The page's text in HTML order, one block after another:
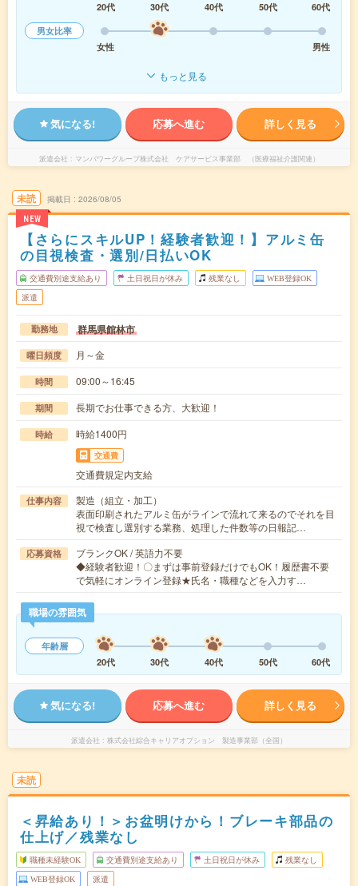
20代 30代 40代 50代
60代
男女比率
女性
男性
もっと見る
気になる! 応募へ進む 詳しく見る
派遣会社 マンパワーグループ株式会社 ケアサービス事業部 （医療福祉介護関連）
未読
NEW
掲載日 2026/08/05
【さらにスキルUP！経験者歓迎！】アルミ缶
の目視検査・選別/日払いOK
交通費別途支給あり 土日祝日が休み 残業なし WEB登録OK
派遣
勤務地 群馬県館林市
曜日頻度 月～金
時間 09:00～16:45
期間 長期でお仕事できる方、大歓迎！
時給 時給1400円
交通費
交通費規定内支給
仕事内容
製造（組立・加工）
表面印刷されたアルミ缶がラインで流れて来るのでそれを目
視で検査し選別する業務、処理した件数等の日報記…
応募資格
ブランクOK / 英語力不要
◆経験者歓迎！〇まずは事前登録だけでもOK！履歴書不要
で気軽にオンライン登録★氏名・職種などを入力す…
職場の雰囲気
年齢層
20代
30代 40代 50代 60代
気になる! 応募へ進む 詳しく見る
派遣会社 株式会社綜合キャリアオプション 製造事業部（全国）
未読
＜昇給あり！＞お盆明けから！ブレーキ部品の
仕上げ／残業なし
職種未経験OK 交通費別途支給あり 土日祝日が休み 残業なし
WEB登録OK 派遣